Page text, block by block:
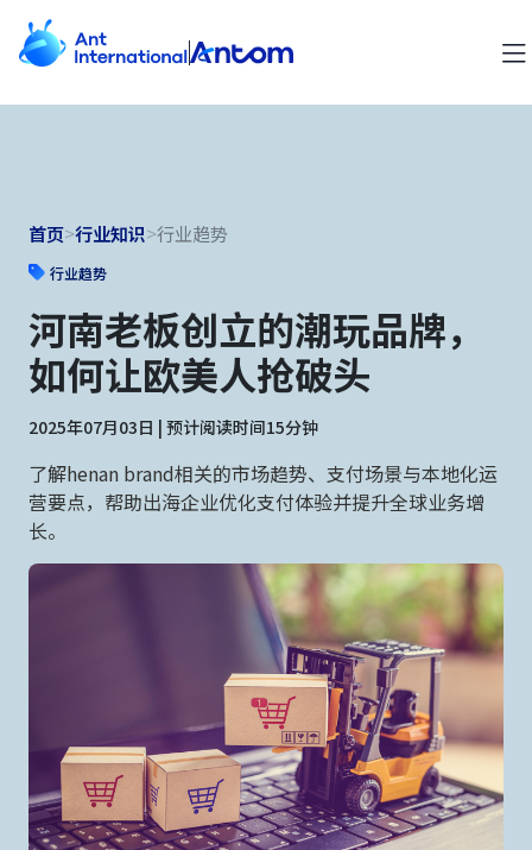
首页>行业知识>行业趋势
行业趋势
河南老板创立的潮玩品牌，
如何让欧美人抢破头
2025年07月03日 | 预计阅读时间15分钟
了解henan brand相关的市场趋势、支付场景与本地化运
营要点，帮助出海企业优化支付体验并提升全球业务增
长。